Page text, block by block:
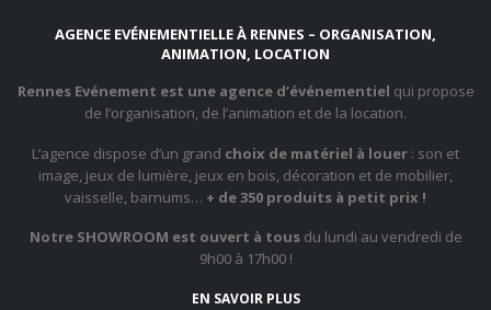
AGENCE EVÉNEMENTIELLE À RENNES – ORGANISATION,
ANIMATION, LOCATION
Rennes Evénement est une agence d’événementiel qui propose
de l’organisation, de l’animation et de la location.
L’agence dispose d’un grand choix de matériel à louer : son et
image, jeux de lumière, jeux en bois, décoration et de mobilier,
vaisselle, barnums… + de 350 produits à petit prix !
Notre SHOWROOM est ouvert à tousdu lundi au vendredi de
9h00 à 17h00 !
EN SAVOIR PLUS